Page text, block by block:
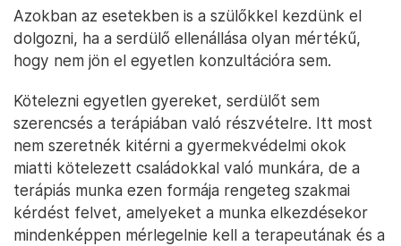
Azokban az esetekben is a szülőkkel kezdünk el
dolgozni, ha a serdülő ellenállása olyan mértékű,
hogy nem jön el egyetlen konzultációra sem.
Kötelezni egyetlen gyereket, serdülőt sem
szerencsés a terápiában való részvételre. Itt most
nem szeretnék kitérni a gyermekvédelmi okok
miatti kötelezett családokkal való munkára, de a
terápiás munka ezen formája rengeteg szakmai
kérdést felvet, amelyeket a munka elkezdésekor
mindenképpen mérlegelnie kell a terapeutának és a